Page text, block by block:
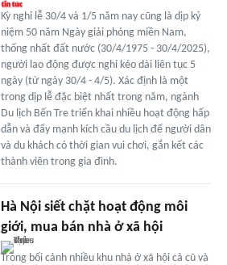
Kỳ nghỉ lễ 30/4 và 1/5 năm nay cũng là dịp kỷ
niệm 50 năm Ngày giải phóng miền Nam,
thống nhất đất nước (30/4/1975 - 30/4/2025),
người lao động được nghỉ kéo dài liên tục 5
ngày (từ ngày 30/4 - 4/5). Xác định là một
trong dịp lễ đặc biệt nhất trong năm, ngành
Du lịch Bến Tre triển khai nhiều hoạt động hấp
dẫn và đẩy mạnh kích cầu du lịch để người dân
và du khách có thời gian vui chơi, gắn kết các
thành viên trong gia đình.
Hà Nội siết chặt hoạt động môi
giới, mua bán nhà ở xã hội
Trong bối cảnh nhiều khu nhà ở xã hội cả cũ và